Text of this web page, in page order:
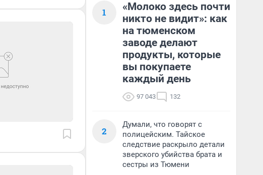
1
«Молоко здесь почти
никто не видит»: как
на тюменском
заводе делают
продукты, которые
вы покупаете
каждый день
97 043 132
2
Думали, что говорят с
полицейским. Тайское
следствие раскрыло детали
зверского убийства брата и
сестры из Тюмени